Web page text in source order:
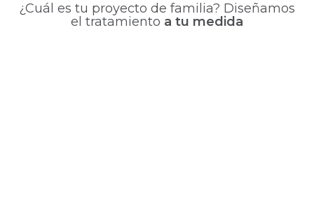
¿Cuál es tu proyecto de familia? Diseñamos
el tratamiento a tu medida